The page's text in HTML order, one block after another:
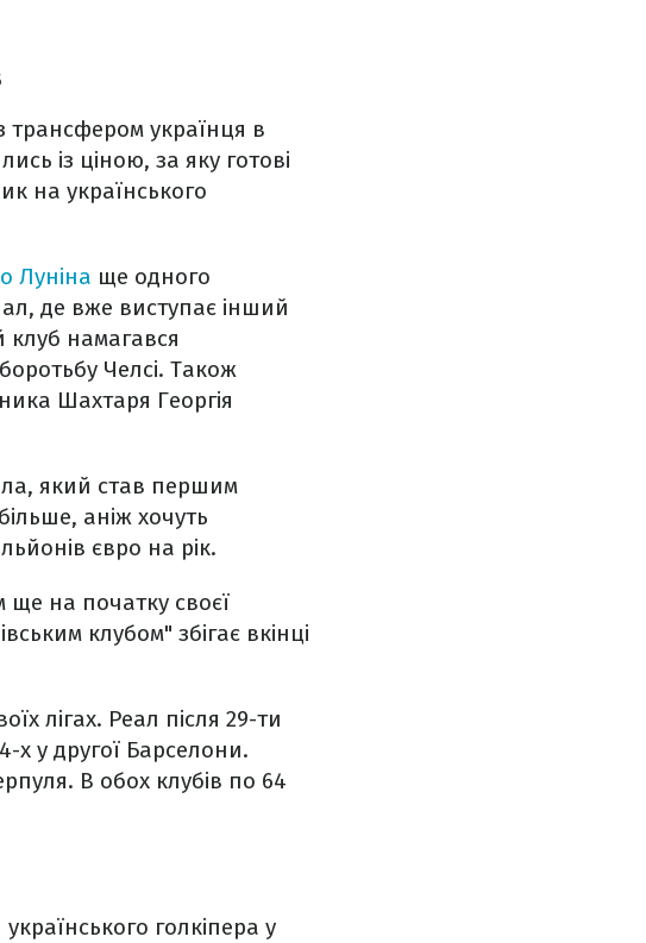
трансфером українця в
із ціною, за яку готові
на українського
Луніна ще одного
де вже виступає інший
клуб намагався
Челсі. Також
Шахтаря Георгія
який став першим
аніж хочуть
євро на рік.
на початку своєї
клубом" збігає вкінці
лігах. Реал після 29-ти
х у другої Барселони.
В обох клубів по 64
голкіпера у